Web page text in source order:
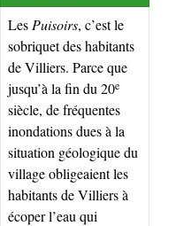
Les Puisoirs, c’est le
sobriquet des habitants
de Villiers. Parce que
jusqu’à la fin du 20e
siècle, de fréquentes
inondations dues à la
situation géologique du
village obligeaient les
habitants de Villiers à
écoper l’eau qui